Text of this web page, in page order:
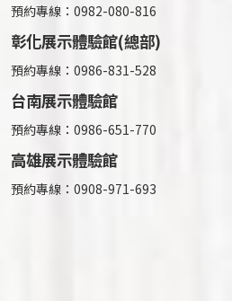
預約專線：0982-080-816
彰化展示體驗館(總部)
預約專線： 0986-831-528
台南展示體驗館
預約專線：0986-651-770
高雄展示體驗館
預約專線： 0908-971-693